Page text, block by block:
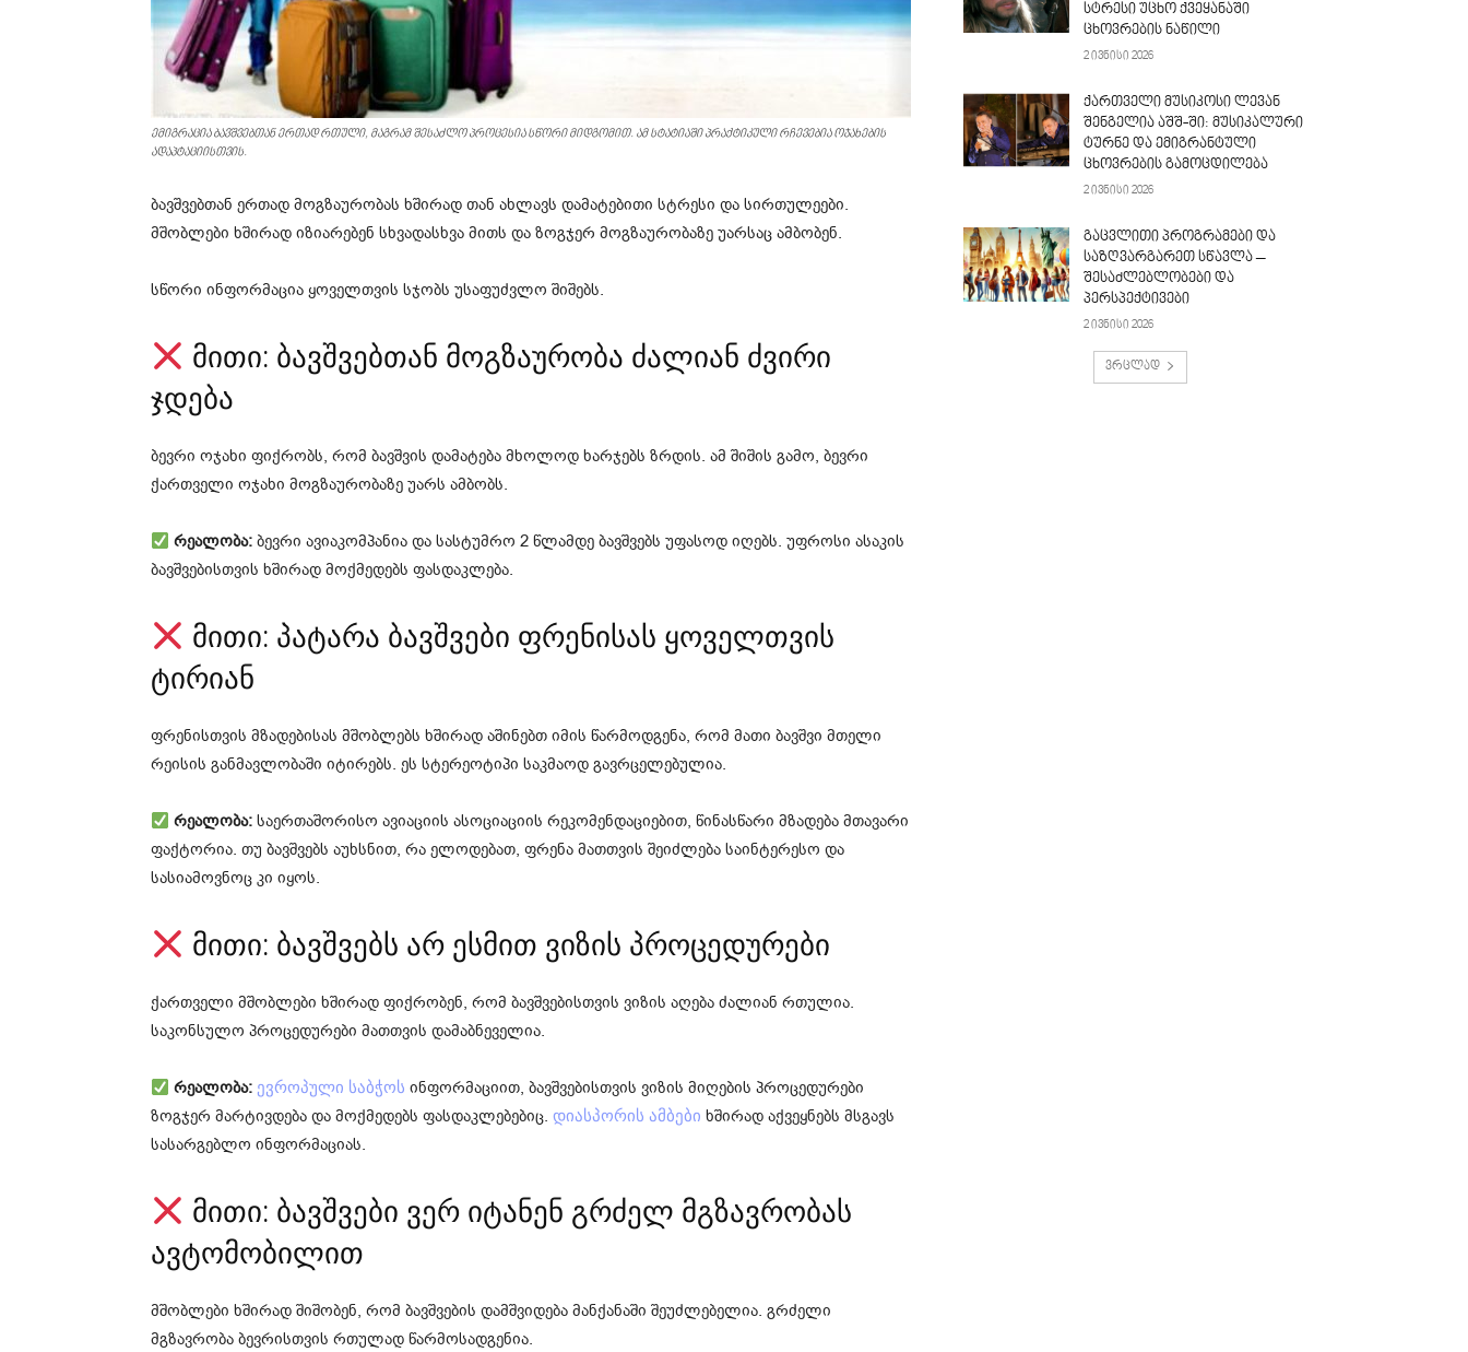
ემიგრაცია ბავშვებთან ერთად რთული, მაგრამ შესაძლო პროცესია სწორი მიდგომით. ამ სტატიაში პრაქტიკული რჩევებია ოჯახების
ადაპტაციისთვის.
ბავშვებთან ერთად მოგზაურობას ხშირად თან ახლავს დამატებითი სტრესი და სირთულეები.
მშობლები ხშირად იზიარებენ სხვადასხვა მითს და ზოგჯერ მოგზაურობაზე უარსაც ამბობენ.
სწორი ინფორმაცია ყოველთვის სჯობს უსაფუძვლო შიშებს.
მითი: ბავშვებთან მოგზაურობა ძალიან ძვირი
ჯდება
ბევრი ოჯახი ფიქრობს, რომ ბავშვის დამატება მხოლოდ ხარჯებს ზრდის. ამ შიშის გამო, ბევრი
ქართველი ოჯახი მოგზაურობაზე უარს ამბობს.
რეალობა: ბევრი ავიაკომპანია და სასტუმრო 2 წლამდე ბავშვებს უფასოდ იღებს. უფროსი ასაკის
ბავშვებისთვის ხშირად მოქმედებს ფასდაკლება.
მითი: პატარა ბავშვები ფრენისას ყოველთვის
ტირიან
ფრენისთვის მზადებისას მშობლებს ხშირად აშინებთ იმის წარმოდგენა, რომ მათი ბავშვი მთელი
რეისის განმავლობაში იტირებს. ეს სტერეოტიპი საკმაოდ გავრცელებულია.
რეალობა: საერთაშორისო ავიაციის ასოციაციის რეკომენდაციებით, წინასწარი მზადება მთავარი
ფაქტორია. თუ ბავშვებს აუხსნით, რა ელოდებათ, ფრენა მათთვის შეიძლება საინტერესო და
სასიამოვნოც კი იყოს.
მითი: ბავშვებს არ ესმით ვიზის პროცედურები
ქართველი მშობლები ხშირად ფიქრობენ, რომ ბავშვებისთვის ვიზის აღება ძალიან რთულია.
საკონსულო პროცედურები მათთვის დამაბნეველია.
რეალობა: ევროპული საბჭოს ინფორმაციით, ბავშვებისთვის ვიზის მიღების პროცედურები
ზოგჯერ მარტივდება და მოქმედებს ფასდაკლებებიც. დიასპორის ამბები ხშირად აქვეყნებს მსგავს
სასარგებლო ინფორმაციას.
მითი: ბავშვები ვერ იტანენ გრძელ მგზავრობას
ავტომობილით
მშობლები ხშირად შიშობენ, რომ ბავშვების დამშვიდება მანქანაში შეუძლებელია. გრძელი
მგზავრობა ბევრისთვის რთულად წარმოსადგენია.
სტრესი უცხო ქვეყანაში
ცხოვრების ნაწილი
2 ივნისი 2026
ქართველი მუსიკოსი ლევან
შენგელია აშშ-ში: მუსიკალური
ტურნე და ემიგრანტული
ცხოვრების გამოცდილება
2 ივნისი 2026
გაცვლითი პროგრამები და
საზღვარგარეთ სწავლა –
შესაძლებლობები და
პერსპექტივები
2 ივნისი 2026
ვრცლად